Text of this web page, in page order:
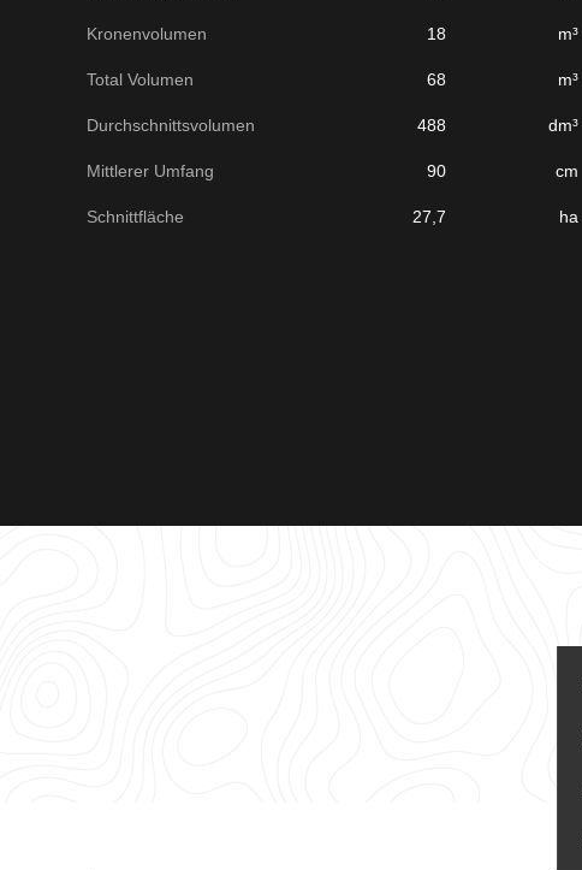
Kronenvolumen 18 m³
Total Volumen 68 m³
Durchschnittsvolumen 488 dm³
Mittlerer Umfang 90 cm
Schnittfläche 27,7 ha